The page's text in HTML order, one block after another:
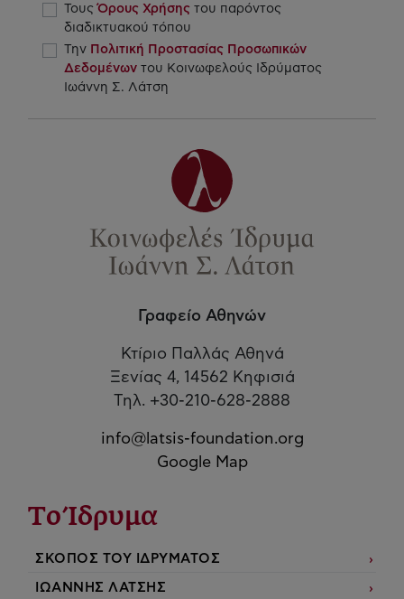
ΤουςΌρους Χρήσης του παρόντος
διαδικτυακού τόπου
Την Πολιτική Προστασίας Προσωπικών
Δεδομένων του Κοινωφελούς Ιδρύματος
Ιωάννη Σ. Λάτση
Γραφείο Αθηνών
Κτίριο Παλλάς Αθηνά
Ξενίας 4, 14562 Κηφισιά
Τηλ. +30-210-628-2888
info@latsis-foundation.org
Google Map
Το Ίδρυμα
ΣΚΟΠΟΣ ΤΟΥ ΙΔΡΥΜΑΤΟΣ
ΙΩΑΝΝΗΣ ΛΑΤΣΗΣ